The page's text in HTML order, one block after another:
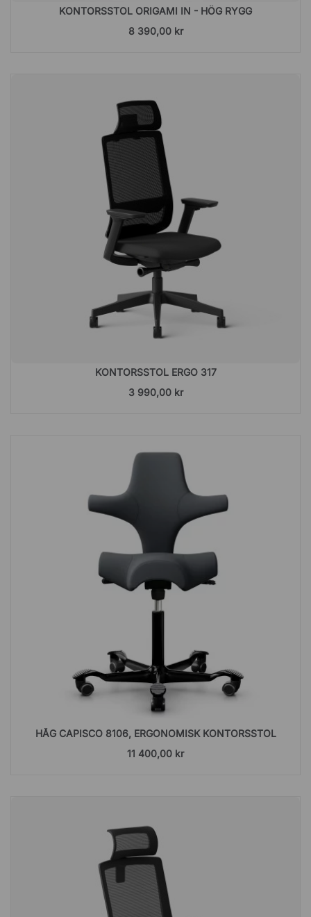
KONTORSSTOL ORIGAMI IN - HÖG RYGG
8 390,00 kr
KONTORSSTOL ERGO 317
3 990,00 kr
HÅG CAPISCO 8106, ERGONOMISK KONTORSSTOL
11 400,00 kr